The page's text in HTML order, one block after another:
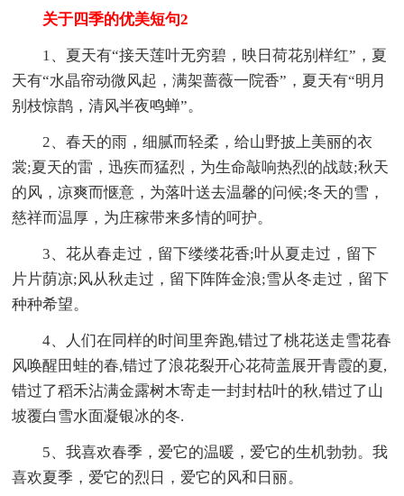
关于四季的优美短句2
1、夏天有“接天莲叶无穷碧，映日荷花别样红”，夏
天有“水晶帘动微风起，满架蔷薇一院香”，夏天有“明月
别枝惊鹊，清风半夜鸣蝉”。
2、春天的雨，细腻而轻柔，给山野披上美丽的衣
裳;夏天的雷，迅疾而猛烈，为生命敲响热烈的战鼓;秋天
的风，凉爽而惬意，为落叶送去温馨的问候;冬天的雪，
慈祥而温厚，为庄稼带来多情的呵护。
3、花从春走过，留下缕缕花香;叶从夏走过，留下
片片荫凉;风从秋走过，留下阵阵金浪;雪从冬走过，留下
种种希望。
4、人们在同样的时间里奔跑,错过了桃花送走雪花春
风唤醒田蛙的春,错过了浪花裂开心花荷盖展开青霞的夏,
错过了稻禾沾满金露树木寄走一封封枯叶的秋,错过了山
坡覆白雪水面凝银冰的冬.
5、我喜欢春季，爱它的温暖，爱它的生机勃勃。我
喜欢夏季，爱它的烈日，爱它的风和日丽。